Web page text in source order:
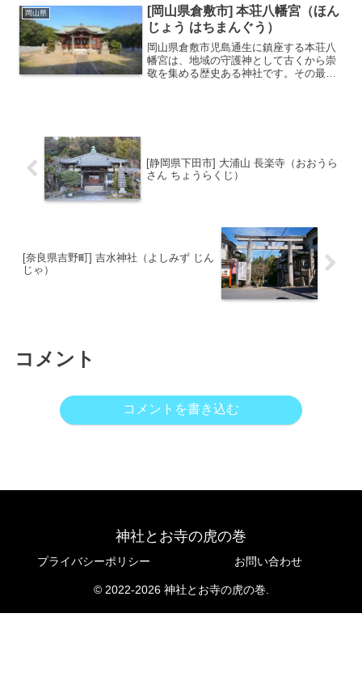
東麓に東面して鎮座する吉備の中山は神
が降りる場所としてパワ...
岡山県
[岡山県倉敷市] 本荘八幡宮（ほん
じょう はちまんぐう）
岡山県倉敷市児島通生に鎮座する本荘八
幡宮は、地域の守護神として古くから崇
敬を集める歴史ある神社です。その最大
[静岡県下田市] 大浦山 長楽寺（おおうら
さん ちょうらくじ）
[奈良県吉野町] 吉水神社（よしみず じん
じゃ）
コメント
コメントを書き込む
神社とお寺の虎の巻
プライバシーポリシー お問い合わせ
© 2022-2026 神社とお寺の虎の巻.